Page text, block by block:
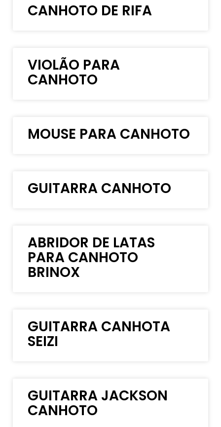
CANHOTO DE RIFA
VIOLÃO PARA
CANHOTO
MOUSE PARA CANHOTO
GUITARRA CANHOTO
ABRIDOR DE LATAS
PARA CANHOTO
BRINOX
GUITARRA CANHOTA
SEIZI
GUITARRA JACKSON
CANHOTO